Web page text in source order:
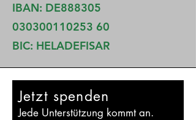
IBAN: DE888305
030300110253 60
BIC: HELADEFISAR
Jetzt spenden
Jede Unterstützung kommt an.